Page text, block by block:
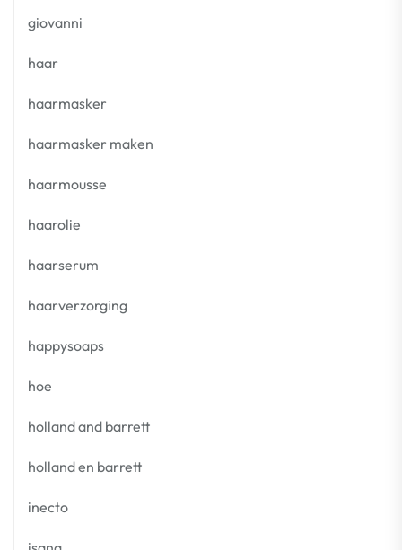
giovanni
haar
haarmasker
haarmasker maken
haarmousse
haarolie
haarserum
haarverzorging
happysoaps
hoe
holland and barrett
holland en barrett
inecto